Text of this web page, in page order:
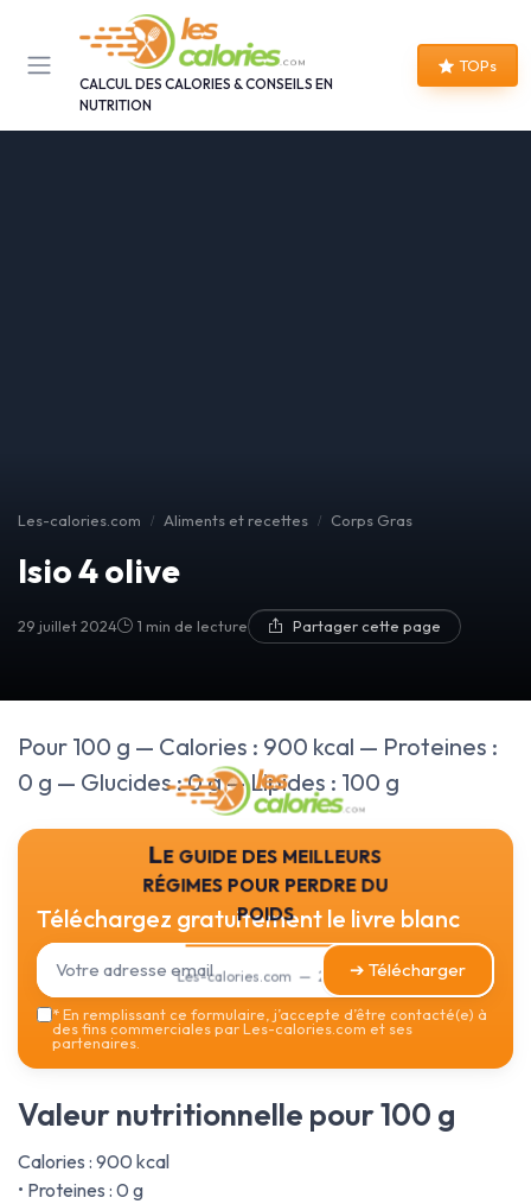
CALCUL DES CALORIES & CONSEILS EN
NUTRITION
TOPs
Les-calories.com Aliments et recettes Corps Gras
Isio 4 olive
29 juillet 2024 1 min de lecture Partager cette page
Pour 100 g — Calories : 900 kcal — Proteines :
0 g — Glucides : 0 g — Lipides : 100 g
Le guide des meilleurs
régimes pour perdre du
poids
Les-calories.com — 2026
Téléchargez gratuitement le livre blanc
➔ Télécharger
*En remplissant ce formulaire, j’accepte d’être contacté(e) à
des fins commerciales par Les-calories.com et ses
partenaires.
Valeur nutritionnelle pour 100 g
Calories : 900 kcal
• Proteines : 0 g
Panneau de gestion des cookies